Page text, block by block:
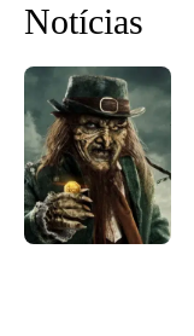
Notícias